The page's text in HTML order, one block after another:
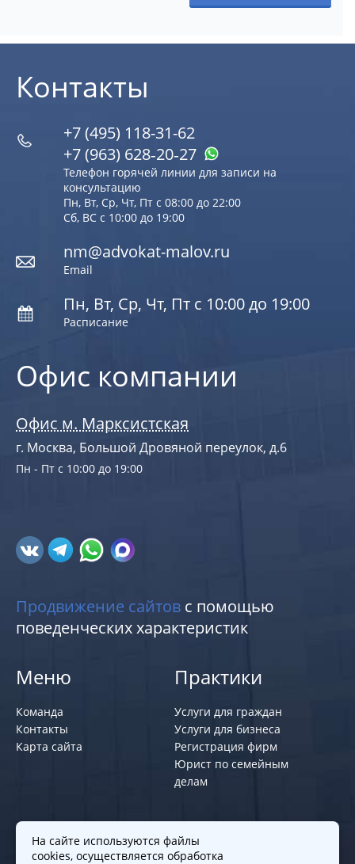
Офис компании
Офис м. Марксистская
г. Москва, Большой Дровяной переулок, д.6
Пн - Пт с 10:00 до 19:00
Контакты
+7 (495) 118-31-62
+7 (963) 628‑20‑27
Телефон горячей линии для записи на
консультацию
Пн, Вт, Ср, Чт, Пт с 08:00 до 22:00
Сб, ВС с 10:00 до 19:00
nm@advokat-malov.ru
Email
Пн, Вт, Ср, Чт, Пт с 10:00 до 19:00
Расписание
Продвижение сайтов с помощью
поведенческих характеристик
Меню
Команда
Контакты
Карта сайта
Практики
Услуги для граждан
Услуги для бизнеса
Регистрация фирм
Юрист по семейным
делам
Политики и правила
На сайте используются файлы
cookies, осуществляется обработка